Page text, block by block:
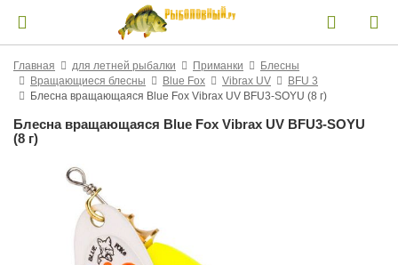
Главная для летней рыбалки Приманки
Блесны
Вращающиеся блесны
Blue Fox Vibrax UV
BFU 3
Блесна вращающаяся Blue Fox Vibrax UV BFU3-SOYU (8 г)
Блесна вращающаяся Blue Fox Vibrax UV BFU3-SOYU
(8 г)